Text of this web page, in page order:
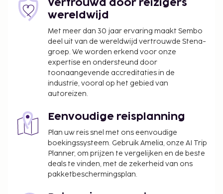
Deze lijst is mogelijk niet volledig. Toeslagen en
borgsommen zijn mogelijk excl. btw en kunnen
Vertrouwd door reizigers
wereldwijd
Met meer dan 30 jaar ervaring maakt Sembo
deel uit van de wereldwijd vertrouwde Stena-
groep. We worden erkend voor onze
expertise en ondersteund door
toonaangevende accreditaties in de
industrie, vooral op het gebied van
autoreizen.
Eenvoudige reisplanning
Plan uw reis snel met ons eenvoudige
boekingssysteem. Gebruik Amelia, onze AI Trip
Planner, om prijzen te vergelijken en de beste
deals te vinden, met de zekerheid van ons
pakketbeschermingsplan.